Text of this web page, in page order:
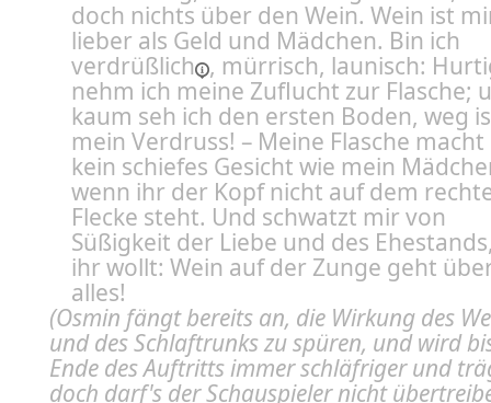
doch nichts über den Wein. Wein ist
lieber als Geld und Mädchen. Bin ich
verdrüßlich , mürrisch, launisch:
nehm ich meine Zuflucht zur Flasche;
kaum seh ich den ersten Boden, weg
mein Verdruss! – Meine Flasche
kein schiefes Gesicht wie mein
wenn ihr der Kopf nicht auf dem
Flecke steht. Und schwatzt mir von
Süßigkeit der Liebe und des
ihr wollt: Wein auf der Zunge geht
alles!
(Osmin fängt bereits an, die Wirkung des
und des Schlaftrunks zu spüren, und wird
Ende des Auftritts immer schläfriger und
doch darf's der Schauspieler nicht